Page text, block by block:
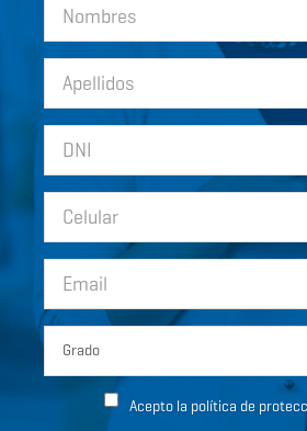
Acepto la política de